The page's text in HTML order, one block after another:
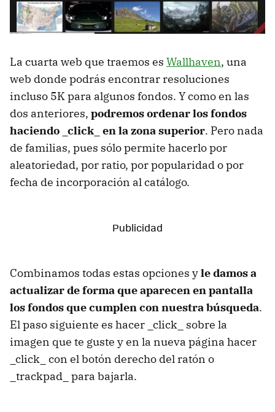
La cuarta web que traemos es Wallhaven, una
web donde podrás encontrar resoluciones
incluso 5K para algunos fondos. Y como en las
dos anteriores, podremos ordenar los fondos
haciendo _click_ en la zona superior. Pero nada
de familias, pues sólo permite hacerlo por
aleatoriedad, por ratio, por popularidad o por
fecha de incorporación al catálogo.
Combinamos todas estas opciones yle damos a
actualizar de forma que aparecen en pantalla
los fondos que cumplen con nuestra búsqueda.
El paso siguiente es hacer _click_ sobre la
imagen que te guste y en la nueva página hacer
_click_ con el botón derecho del ratón o
_trackpad_ para bajarla.